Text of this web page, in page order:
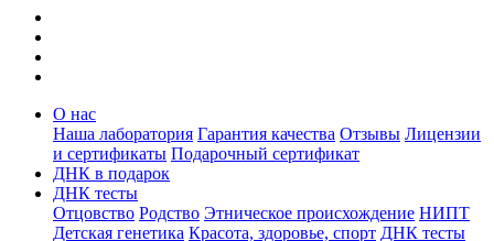
О нас
Наша лаборатория Гарантия качества Отзывы Лицензии
и сертификаты Подарочный сертификат
ДНК в подарок
ДНК тесты
Отцовство Родство Этническое происхождение НИПТ
Детская генетика Красота, здоровье, спорт ДНК тесты